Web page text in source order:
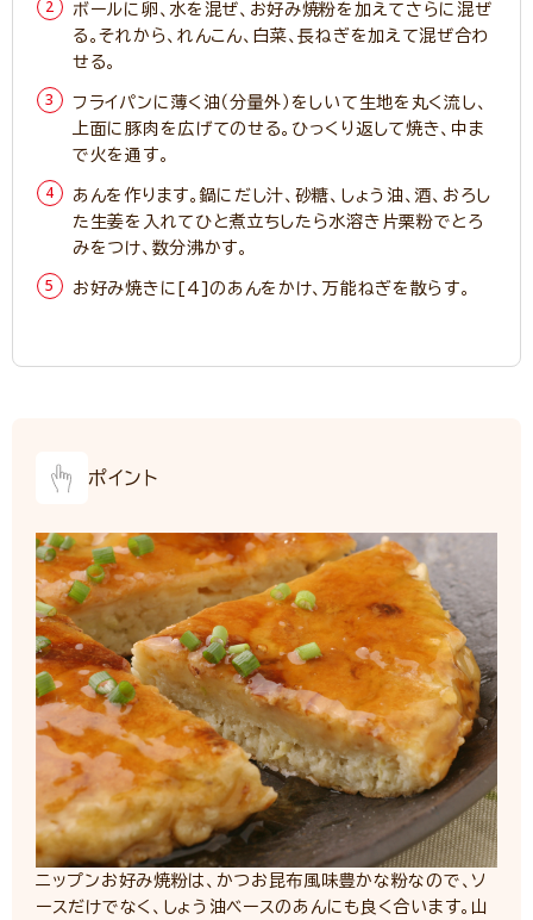
ボールに卵、水を混ぜ、お好み焼粉を加えてさらに混ぜ
る。それから、れんこん、白菜、長ねぎを加えて混ぜ合わ
せる。
フライパンに薄く油（分量外）をしいて生地を丸く流し、
上面に豚肉を広げてのせる。ひっくり返して焼き、中ま
で火を通す。
あんを作ります。鍋にだし汁、砂糖、しょう油、酒、おろし
た生姜を入れてひと煮立ちしたら水溶き片栗粉でとろ
みをつけ、数分沸かす。
お好み焼きに[4]のあんをかけ、万能ねぎを散らす。
ポイント
ニップンお好み焼粉は、かつお昆布風味豊かな粉なので、ソ
ースだけでなく、しょう油ベースのあんにも良く合います。山